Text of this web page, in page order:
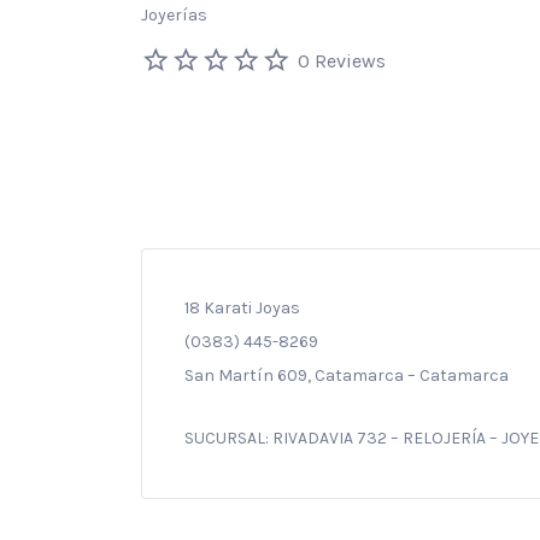
Joyerías
0 Reviews
18 Karati Joyas
(0383) 445-8269
San Martín 609, Catamarca – Catamarca
SUCURSAL: RIVADAVIA 732 – RELOJERÍA –